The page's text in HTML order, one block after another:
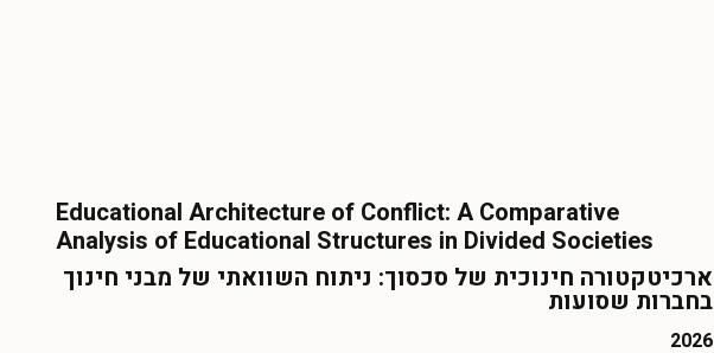
Educational Architecture of Conflict: A Comparative
Analysis of Educational Structures in Divided Societies
ארכיטקטורה חינוכית של סכסוך: ניתוח השוואתי של מבני חינוך
בחברות שסועות
2026